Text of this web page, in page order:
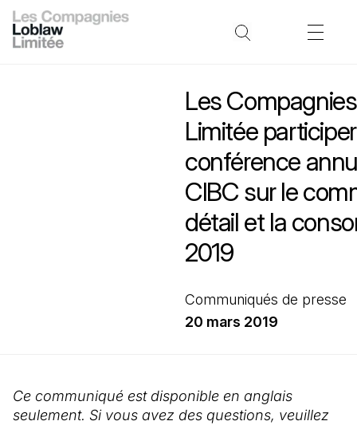
Les
Limitée
conférence
CIBC sur le
détail et la
2019
Communiqués de presse
20 mars 2019
Ce communiqué est disponible en anglais
seulement. Si vous avez des questions, veuillez